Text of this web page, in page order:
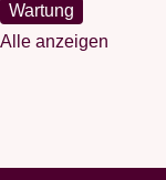
Wartung
Alle anzeigen